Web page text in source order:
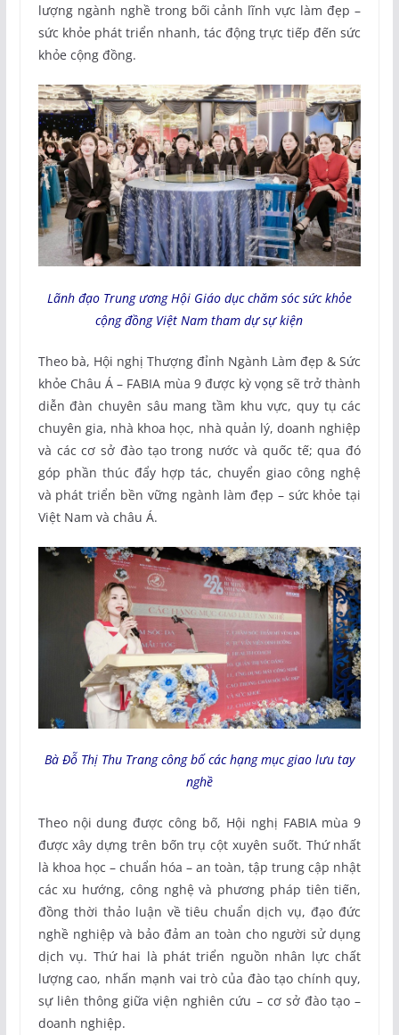
lượng ngành nghề trong bối cảnh lĩnh vực làm đẹp –
sức khỏe phát triển nhanh, tác động trực tiếp đến sức
khỏe cộng đồng.
Lãnh đạo Trung ương Hội Giáo dục chăm sóc sức khỏe
cộng đồng Việt Nam tham dự sự kiện
Theo bà, Hội nghị Thượng đỉnh Ngành Làm đẹp & Sức
khỏe Châu Á – FABIA mùa 9 được kỳ vọng sẽ trở thành
diễn đàn chuyên sâu mang tầm khu vực, quy tụ các
chuyên gia, nhà khoa học, nhà quản lý, doanh nghiệp
và các cơ sở đào tạo trong nước và quốc tế; qua đó
góp phần thúc đẩy hợp tác, chuyển giao công nghệ
và phát triển bền vững ngành làm đẹp – sức khỏe tại
Việt Nam và châu Á.
Bà Đỗ Thị Thu Trang công bố các hạng mục giao lưu tay
nghề
Theo nội dung được công bố, Hội nghị FABIA mùa 9
được xây dựng trên bốn trụ cột xuyên suốt. Thứ nhất
là khoa học – chuẩn hóa – an toàn, tập trung cập nhật
các xu hướng, công nghệ và phương pháp tiên tiến,
đồng thời thảo luận về tiêu chuẩn dịch vụ, đạo đức
nghề nghiệp và bảo đảm an toàn cho người sử dụng
dịch vụ. Thứ hai là phát triển nguồn nhân lực chất
lượng cao, nhấn mạnh vai trò của đào tạo chính quy,
sự liên thông giữa viện nghiên cứu – cơ sở đào tạo –
doanh nghiệp.